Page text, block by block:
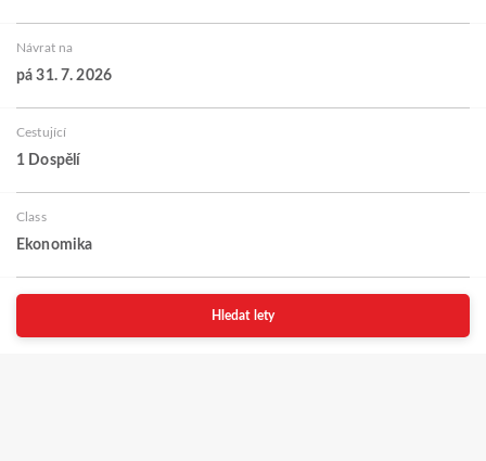
Návrat na
pá 31. 7. 2026
Cestující
1 Dospělí
Class
Ekonomika
Hledat lety